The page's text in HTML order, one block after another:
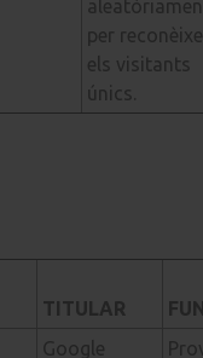
per
els visitants
únics.
TITULAR
Google